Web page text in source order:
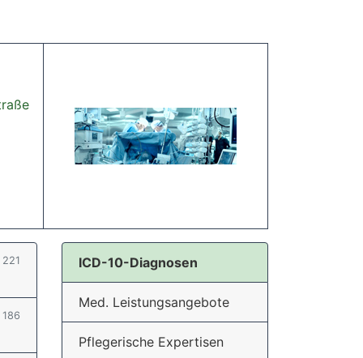
ICD-10-Diagnosen
Med. Leistungsangebote
Pflegerische Expertisen